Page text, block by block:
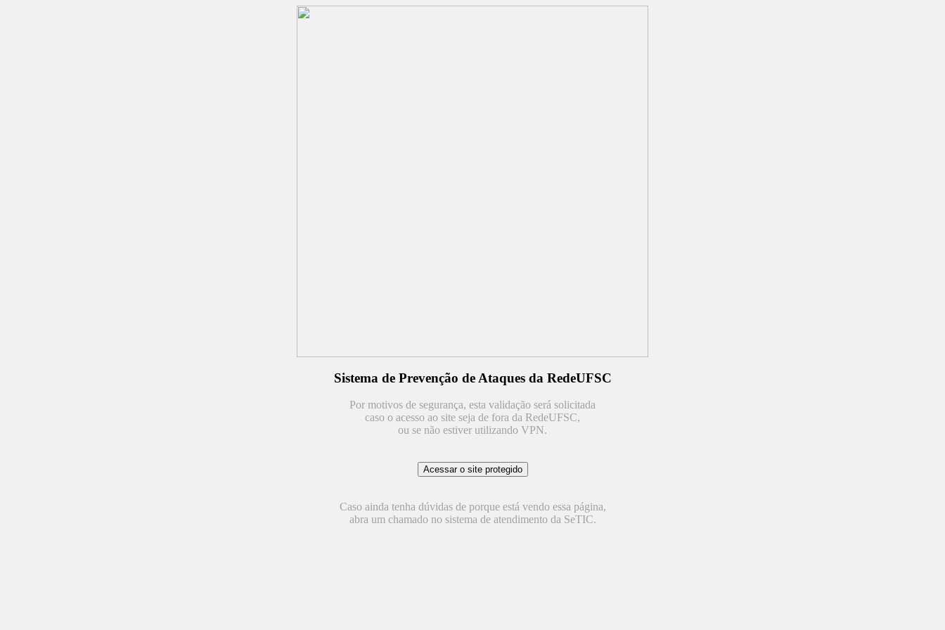
Sistema de Prevenção de Ataques da RedeUFSC
Por motivos de segurança, esta validação será solicitada
caso o acesso ao site seja de fora da RedeUFSC,
ou se não estiver utilizando VPN.
Caso ainda tenha dúvidas de porque está vendo essa página,
abra um chamado no sistema de atendimento da SeTIC.